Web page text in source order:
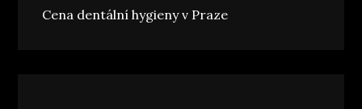
Cena dentální hygieny v Praze